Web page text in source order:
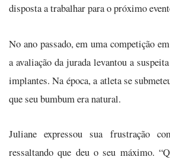
disposta a trabalhar para o próximo
No ano passado, em uma competição
a avaliação da jurada levantou a
implantes. Na época, a atleta se
que seu bumbum era natural.
Juliane expressou sua frustração
ressaltando que deu o seu máximo.